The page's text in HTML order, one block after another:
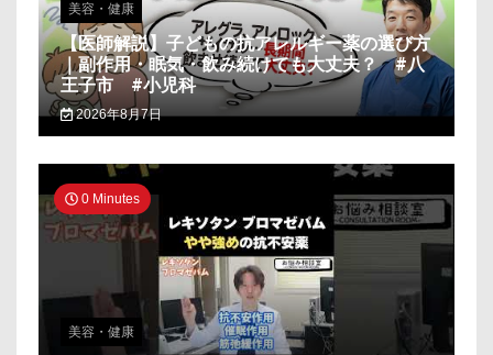
美容・健康
【医師解説】子どもの抗アレルギー薬の選び方
｜副作用・眠気・飲み続けても大丈夫？ #八
王子市 #小児科
2026年8月7日
0 Minutes
美容・健康